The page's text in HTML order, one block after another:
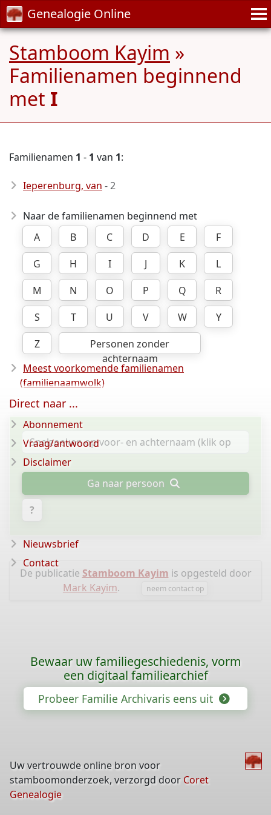
Genealogie Online
Stamboom Kayim »
Familienamen beginnend
met I
Familienamen 1 - 1 van 1:
Ieperenburg, van - 2
Naar de familienamen beginnend met
A
B C D E
F
G
H I J K
L
M
N O P Q
R
S
T U V W
Y
Z
Personen zonder
achternaam
Meest voorkomende familienamen
(familienaamwolk)
Ga naar persoon
?
De publicatie Stamboom Kayim is opgesteld door
Mark Kayim. neem contact op
Direct naar ...
Abonnement
Vraag/antwoord
Disclaimer
Nieuwsbrief
Contact
Bewaar uw familiegeschiedenis, vorm
een digitaal familiearchief
Probeer Familie Archivaris eens uit
Uw vertrouwde online bron voor
stamboomonderzoek, verzorgd door Coret
Genealogie